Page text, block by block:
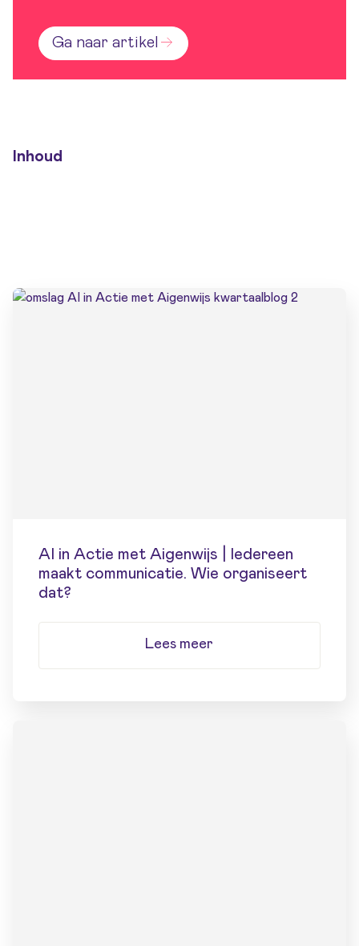
Ga naar artikel
Inhoud
AI in Actie met Aigenwijs | Iedereen
maakt communicatie. Wie organiseert
dat?
Lees meer